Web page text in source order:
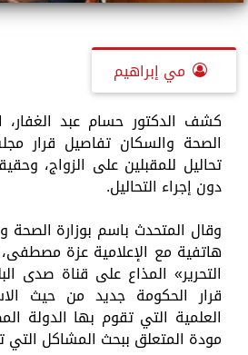
مي إبراهيم
كشف الدكتور حسام عبد الغفار،
الصحة والسكان تفاصيل قرار
تحاليل للمقبلين على الزواج،
دون إجراء التحاليل.
وقال المتحدث باسم بوزارة الصحة
هاتفية مع الإعلامية عزة
التحرير» المذاع على قناة صدى
قرار الحكومة جديد من حيث
العلمية التي تقوم بها الدولة
مودة المتعلق ببحث المشاكل التي